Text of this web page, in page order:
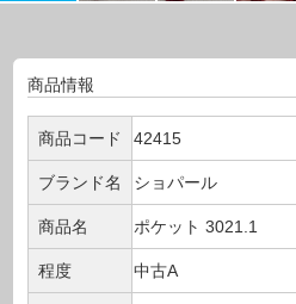
商品情報
商品コード 42415
ブランド名 ショパール
商品名 ポケット 3021.1
程度 中古A